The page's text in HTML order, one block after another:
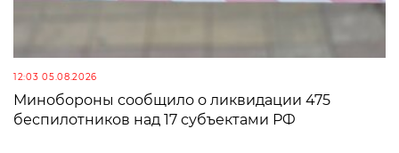
12:03 05.08.2026
Минобороны сообщило о ликвидации 475
беспилотников над 17 субъектами РФ